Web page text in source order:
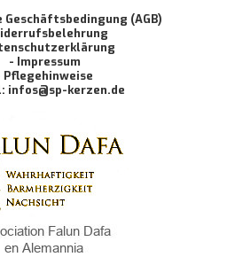
(AGB)
- Impressum
Pflegehinweise
infos@sp-kerzen.de